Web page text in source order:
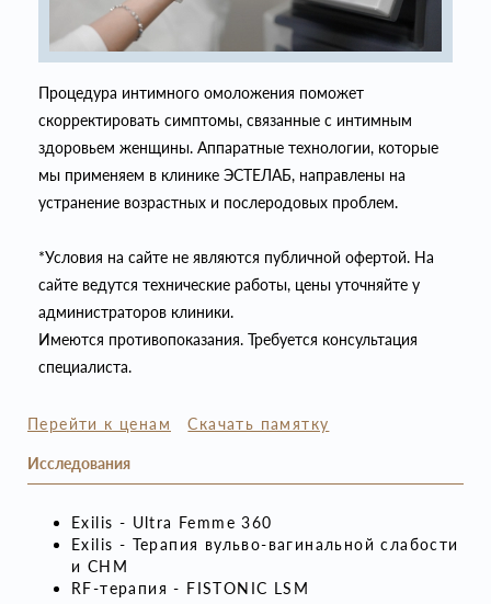
Процедура интимного омоложения поможет
скорректировать симптомы, связанные с интимным
здоровьем женщины. Аппаратные технологии, которые
мы применяем в клинике ЭСТЕЛАБ, направлены на
устранение возрастных и послеродовых проблем.
*Условия на сайте не являются публичной офертой. На
сайте ведутся технические работы, цены уточняйте у
администраторов клиники.
Имеются противопоказания. Требуется консультация
специалиста.
Перейти к ценам Скачать памятку
Исследования
Exilis - Ultra Femme 360
Exilis - Терапия вульво-вагинальной слабости
и СНМ
RF-терапия - FISTONIC LSM